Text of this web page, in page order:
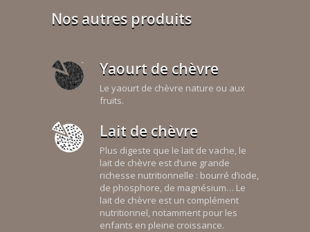
Nos autres produits
Yaourt de chèvre
Le yaourt de chèvre nature ou aux
fruits.
Lait de chèvre
Plus digeste que le lait de vache, le
lait de chèvre est d’une grande
richesse nutritionnelle : bourré d’iode,
de phosphore, de magnésium… Le
lait de chèvre est un complément
nutritionnel, notamment pour les
enfants en pleine croissance.